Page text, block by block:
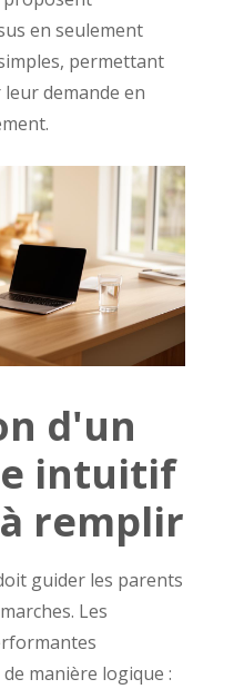
en seulement
permettant
demande en
d'un
intuitif
remplir
guider les parents
Les
manière logique :